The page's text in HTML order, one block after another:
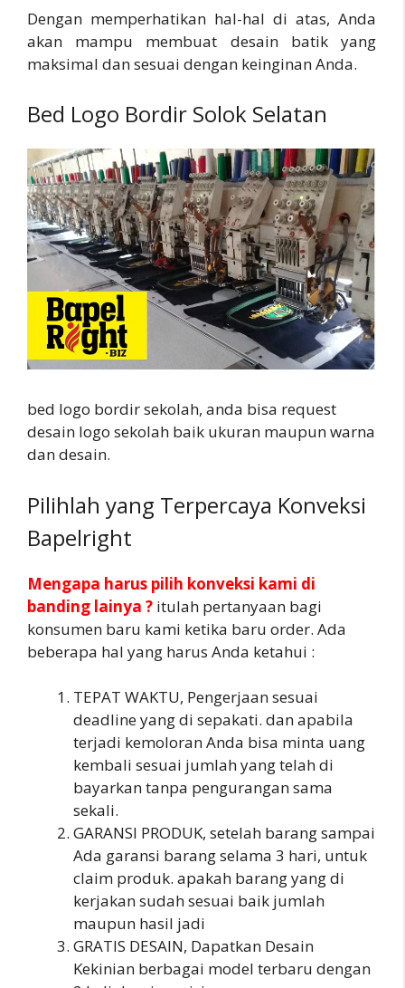
Dengan memperhatikan hal-hal di atas, Anda
akan mampu membuat desain batik yang
maksimal dan sesuai dengan keinginan Anda.
Bed Logo Bordir Solok Selatan
bed logo bordir sekolah, anda bisa request
desain logo sekolah baik ukuran maupun warna
dan desain.
Pilihlah yang Terpercaya Konveksi
Bapelright
Mengapa harus pilih konveksi kami di
banding lainya ? itulah pertanyaan bagi
konsumen baru kami ketika baru order. Ada
beberapa hal yang harus Anda ketahui :
TEPAT WAKTU, Pengerjaan sesuai
deadline yang di sepakati. dan apabila
terjadi kemoloran Anda bisa minta uang
kembali sesuai jumlah yang telah di
bayarkan tanpa pengurangan sama
sekali.
GARANSI PRODUK, setelah barang sampai
Ada garansi barang selama 3 hari, untuk
claim produk. apakah barang yang di
kerjakan sudah sesuai baik jumlah
maupun hasil jadi
GRATIS DESAIN, Dapatkan Desain
Kekinian berbagai model terbaru dengan